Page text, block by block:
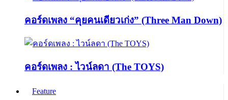
คอร์ดเพลง “คุยคนเดียวเก่ง” (Three Man Down)
คอร์ดเพลง : ไวน์ลดา (The TOYS)
Feature